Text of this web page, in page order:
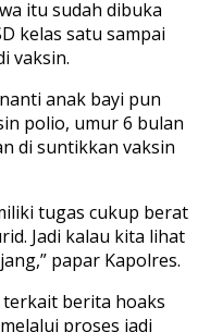
itu sudah dibuka
kelas satu sampai
vaksin.
anak bayi pun
polio, umur 6 bulan
di suntikkan vaksin
tugas cukup berat
Jadi kalau kita lihat
papar Kapolres.
berita hoaks
proses jadi